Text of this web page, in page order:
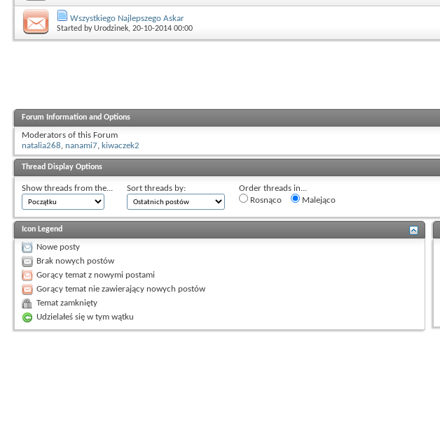
Wszystkiego Najlepszego Askar
Started byUrodzinek, 20-10-2014 00:00
Forum Information and Options
Moderators of this Forum
natalia268, nanami7, kiwaczek2
Thread Display Options
Show threads from the... Sort threads by:
Order threads in...
Rosnąco
Malejąco
Icon Legend
Nowe posty
Brak nowych postów
Gorący temat z nowymi postami
Gorący temat nie zawierający nowych postów
Temat zamknięty
Udzielałeś się w tym wątku